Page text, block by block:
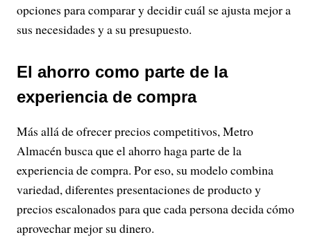
opciones para comparar y decidir cuál se ajusta mejor a
sus necesidades y a su presupuesto.
El ahorro como parte de la
experiencia de compra
Más allá de ofrecer precios competitivos, Metro
Almacén busca que el ahorro haga parte de la
experiencia de compra. Por eso, su modelo combina
variedad, diferentes presentaciones de producto y
precios escalonados para que cada persona decida cómo
aprovechar mejor su dinero.